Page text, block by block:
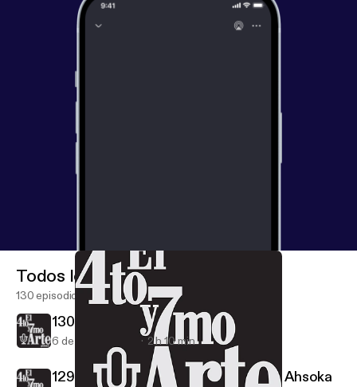
Todos los episodios
130 episodios
130. Terror 2023
6 de nov de 2023 2 h 10 min
129. Recomendaciones Semanales y Ahsoka